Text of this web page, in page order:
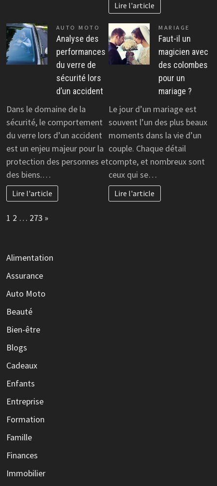
Lire l'article
AUTO MOTO
Analyse des
performances
du verre de
sécurité lors
d’un accident
Dans le domaine de la
sécurité, le comportement
du verre lors d’un accident
est un enjeu majeur pour la
protection des personnes et
des biens.…
Lire l'article
MARIAGE
Faut-il un
magicien avec
des colombes
pour un
mariage ?
Le jour d’un mariage est
souvent l’un des plus beaux
moments dans la vie d’un
couple. Chaque détail
compte, et nombreux sont
ceux qui se…
Lire l'article
Page:
1 2 … 273 Next
»
Alimentation
Assurance
Auto Moto
Beauté
Bien-être
Blogs
Cadeaux
Enfants
Entreprise
Formation
Famille
Finances
Immobilier